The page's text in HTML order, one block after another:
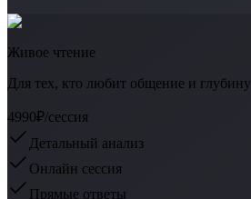
Живое чтение
Для тех, кто любит общение и глубину
4990₽/сессия
Детальный анализ
Онлайн сессия
Прямые ответы